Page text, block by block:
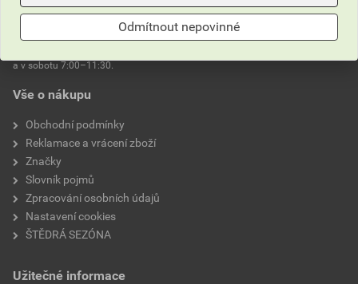
Vše o nákupu
Obchodní podmínky
Reklamace a vrácení zboží
Značky
Slovník pojmů
Zpracování osobních údajů
Nastavení cookies
ŠTĚDRÁ SEZÓNA
Užitečné informace
stavebniny@dek.cz
a v sobotu 7:00–11:30.
Odmítnout nepovinné